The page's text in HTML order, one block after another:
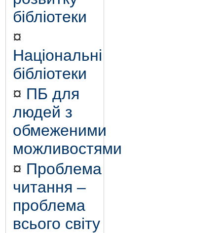
бібліотеки
¤
Національні
бібліотеки
¤ ПБ для
людей з
обмеженими
можливостями
¤ Проблема
читання –
проблема
всього світу